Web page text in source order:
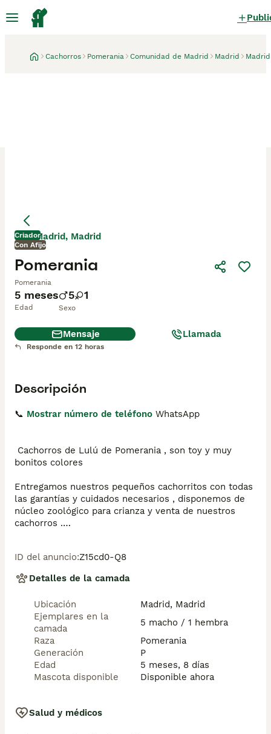
Cachorros Pomerania Comunidad de Madrid Madrid Madrid
Criador
Con Afijo
5 meses
Edad
5 1
Sexo
Pomerania
Pomerania
Madrid, Madrid
Mensaje Llamada
Responde en 12 horas
Descripción
📞 Mostrar número de teléfono WhatsApp
Cachorros de Lulú de Pomerania , son toy y muy
bonitos colores
Entregamos nuestros pequeños cachorritos con todas
las garantías y cuidados necesarios , disponemos de
núcleo zoológico para crianza y venta de nuestros
cachorros .
a su edad .
       ✅Cartilla de vacunación .
       ✅Revisiones veterinarias .
       ✅Garantías genéticas de un año .
Seriedad , confianza y bienestar animal son nuestra
prioridad .
También ofrecemos transporte propio para nuestros
pequeños cachorros a toda la península , el pago lo
Mandamos a toda España .
ID del anuncio:Z15cd0-Q8
Detalles de la camada
Ubicación
Madrid, Madrid
Ejemplares en la
camada
5 macho / 1 hembra
Raza
Pomerania
Generación
P
Edad
5 meses, 8 días
Mascota disponible
Disponible ahora
Salud y médicos